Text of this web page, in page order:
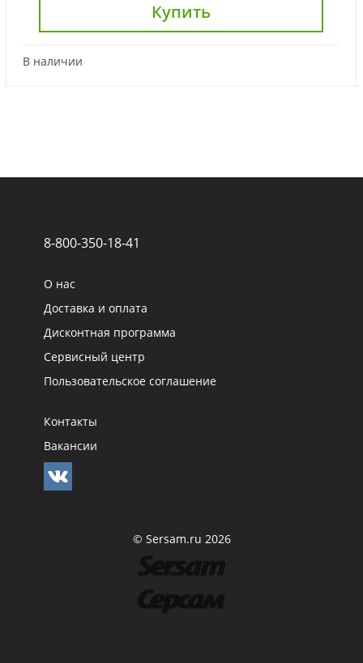
Купить
В наличии
8-800-350-18-41
О нас
Доставка и оплата
Дисконтная программа
Сервисный центр
Пользовательское соглашение
Контакты
Вакансии
© Sersam.ru 2026